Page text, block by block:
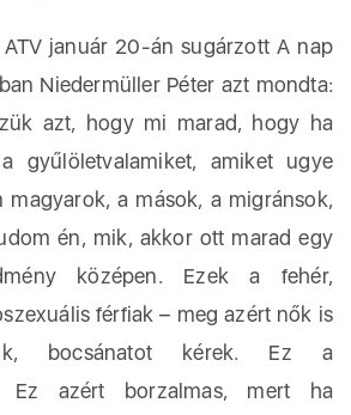
ATV január 20-án sugárzott A nap
Niedermüller Péter azt mondta:
azt, hogy mi marad, hogy ha
gyűlöletvalamiket, amiket ugye
magyarok, a mások, a migránsok,
én, mik, akkor ott marad egy
középen. Ezek a fehér,
férfiak – meg azért nők is
bocsánatot kérek. Ez a
Ez azért borzalmas, mert ha